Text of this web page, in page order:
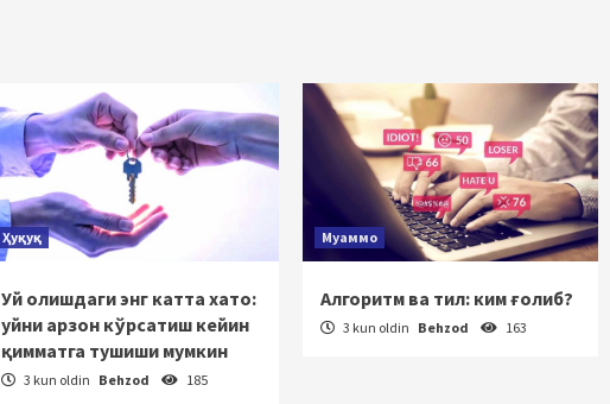
Ҳуқуқ
Уй олишдаги энг катта хато:
уйни арзон кўрсатиш кейин
қимматга тушиши мумкин
3 kun oldin Behzod 185
Муаммо
Алгоритм ва тил: ким ғолиб?
3 kun oldin Behzod 163